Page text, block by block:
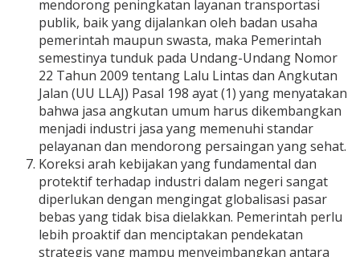
mendorong peningkatan layanan transportasi
publik, baik yang dijalankan oleh badan usaha
pemerintah maupun swasta, maka Pemerintah
semestinya tunduk pada Undang-Undang Nomor
22 Tahun 2009 tentang Lalu Lintas dan Angkutan
Jalan (UU LLAJ) Pasal 198 ayat (1) yang menyatakan
bahwa jasa angkutan umum harus dikembangkan
menjadi industri jasa yang memenuhi standar
pelayanan dan mendorong persaingan yang sehat.
Koreksi arah kebijakan yang fundamental dan
protektif terhadap industri dalam negeri sangat
diperlukan dengan mengingat globalisasi pasar
bebas yang tidak bisa dielakkan. Pemerintah perlu
lebih proaktif dan menciptakan pendekatan
strategis yang mampu menyeimbangkan antara